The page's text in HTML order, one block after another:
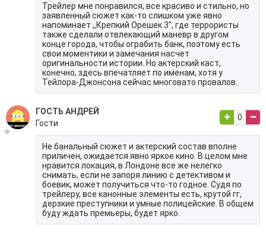
Трейлер мне понравился, все красиво и стильно, но
заявленный сюжет как-то слишком уже явно
напоминает ,,Крепкий Орешек 3", где террористы
также сделали отвлекающий маневр в другом
конце города, чтобы ограбить банк, поэтому есть
свои моментики и замечания насчет
оригинальности истории. Но актерский каст,
конечно, здесь впечатляет по именам, хотя у
Тейлора-Джонсона сейчас многовато провалов.
ГОСТЬ АНДРЕЙ
Гости
0
Не банальный сюжет и актерский состав вполне
приличен, ожидается явно яркое кино. В целом мне
нравится локация, в Лондоне все же нелегко
снимать, если не запоря линию с детективом и
боевик, может получиться что-то годное. Судя по
трейлеру, все канонные элементы есть, крутой гг,
дерзкие преступники и умные полицейские. В общем
буду ждать премьеры, будет ярко.